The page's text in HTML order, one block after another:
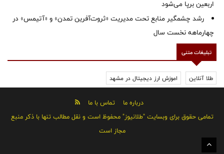
اربعین برپا می‌شود
رشد چشمگیر منابع تحت مدیریت «ثروت‌آفرین تمدن» و «آتیمس» در
چهارماهه نخست سال
تبلیغات متنی
طلا آنلاین اموزش ارز دیجیتال در مشهد
درباره ما
تماس با ما
تمامی حقوق برای وبسایت "طلانیوز" محفوظ است و نقل مطالب تنها با ذکر منبع
مجاز است